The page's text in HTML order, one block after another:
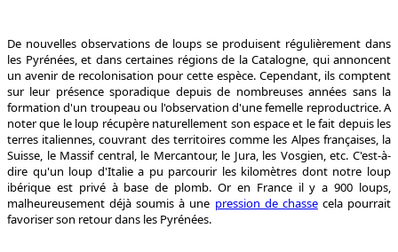
De nouvelles observations de loups se produisent régulièrement dans
les Pyrénées, et dans certaines régions de la Catalogne, qui annoncent
un avenir de recolonisation pour cette espèce. Cependant, ils comptent
sur leur présence sporadique depuis de nombreuses années sans la
formation d'un troupeau ou l'observation d'une femelle reproductrice. A
noter que le loup récupère naturellement son espace et le fait depuis les
terres italiennes, couvrant des territoires comme les Alpes françaises, la
Suisse, le Massif central, le Mercantour, le Jura, les Vosgien, etc. C'est-à-
dire qu'un loup d'Italie a pu parcourir les kilomètres dont notre loup
ibérique est privé à base de plomb. Or en France il y a 900 loups,
malheureusement déjà soumis à une pression de chassecela pourrait
favoriser son retour dans les Pyrénées.